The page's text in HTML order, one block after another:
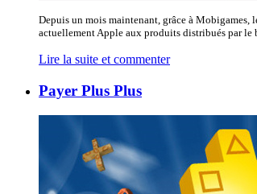
Depuis un mois maintenant, grâce à
actuellement Apple aux produits distribués par le
Lire la suite et commenter
Payer Plus Plus